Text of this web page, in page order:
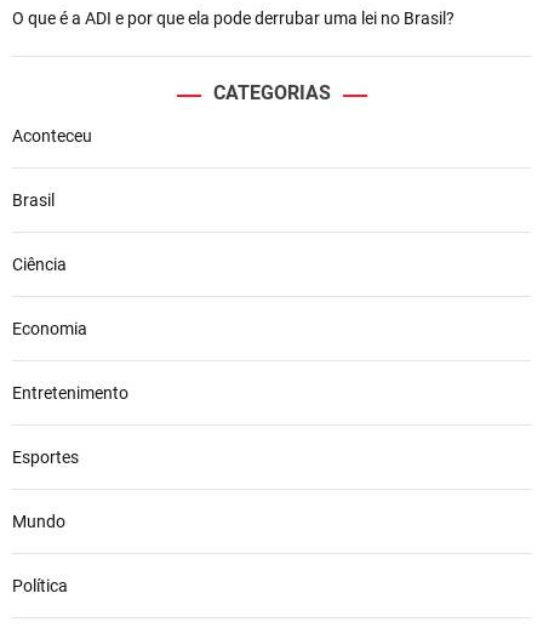
O que é a ADI e por que ela pode derrubar uma lei no Brasil?
CATEGORIAS
Aconteceu
Brasil
Ciência
Economia
Entretenimento
Esportes
Mundo
Política